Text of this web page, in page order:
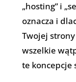
„hosting” i
oznacza i
Twojej
wszelkie
te koncepcje